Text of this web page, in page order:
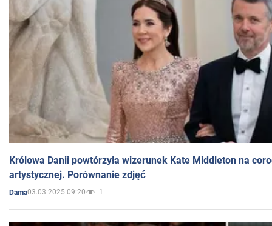
Królowa Danii powtórzyła wizerunek Kate Middleton na
artystycznej. Porównanie zdjęć
Dama03.03.2025 09:20 1